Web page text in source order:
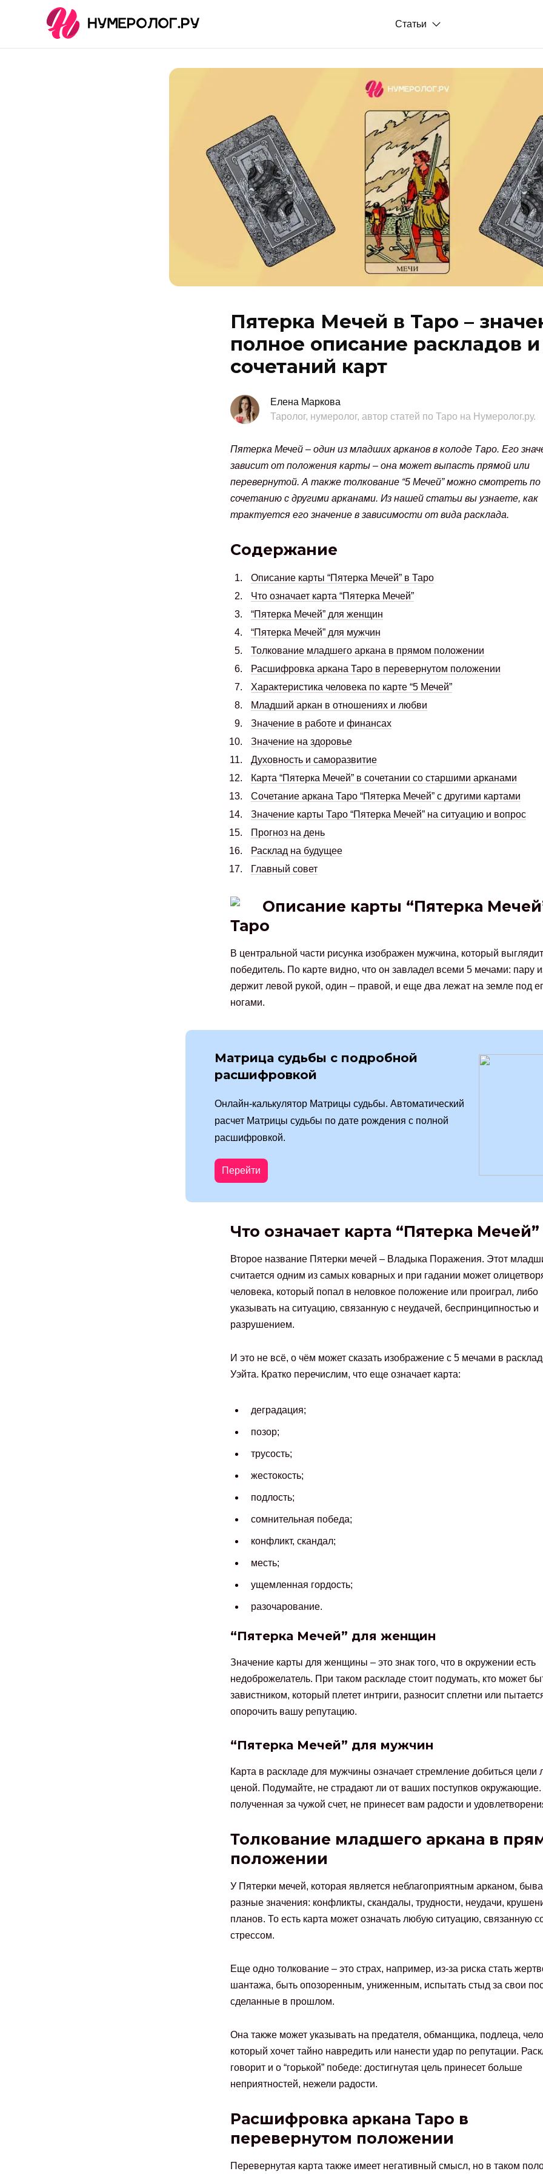
Статьи
Пятерка Мечей в Таро –
полное описание раскладов и
сочетаний карт
Елена Маркова
Таролог, нумеролог, автор статей по Таро на Нумеролог.ру.
Пятерка Мечей – один из младших арканов в колоде Таро. Его
зависит от положения карты – она может выпасть прямой или
перевернутой. А также толкование “5 Мечей” можно смотреть по
сочетанию с другими арканами. Из нашей статьи вы узнаете, как
трактуется его значение в зависимости от вида расклада.
Содержание
Описание карты “Пятерка Мечей” в Таро
Что означает карта “Пятерка Мечей”
“Пятерка Мечей” для женщин
“Пятерка Мечей” для мужчин
Толкование младшего аркана в прямом положении
Расшифровка аркана Таро в перевернутом положении
Характеристика человека по карте “5 Мечей”
Младший аркан в отношениях и любви
Значение в работе и финансах
Значение на здоровье
Духовность и саморазвитие
Карта “Пятерка Мечей” в сочетании со старшими арканами
Сочетание аркана Таро “Пятерка Мечей” с другими картами
Значение карты Таро “Пятерка Мечей” на ситуацию и вопрос
Прогноз на день
Расклад на будущее
Главный совет
Описание карты “Пятерка
Таро
В центральной части рисунка изображен мужчина, который
победитель. По карте видно, что он завладел всеми 5 мечами: пару
держит левой рукой, один – правой, и еще два лежат на земле под
ногами.
Матрица судьбы с подробной
расшифровкой
Онлайн-калькулятор Матрицы судьбы. Автоматический
расчет Матрицы судьбы по дате рождения с полной
расшифровкой.
Перейти
Что означает карта “Пятерка Мечей”
Второе название Пятерки мечей – Владыка Поражения. Этот
считается одним из самых коварных и при гадании может
человека, который попал в неловкое положение или проиграл, либо
указывать на ситуацию, связанную с неудачей, беспринципностью и
разрушением.
И это не всё, о чём может сказать изображение с 5 мечами в
Уэйта. Кратко перечислим, что еще означает карта:
деградация;
позор;
трусость;
жестокость;
подлость;
сомнительная победа;
конфликт, скандал;
месть;
ущемленная гордость;
разочарование.
“Пятерка Мечей” для женщин
Значение карты для женщины – это знак того, что в окружении есть
недоброжелатель. При таком раскладе стоит подумать, кто может
завистником, который плетет интриги, разносит сплетни или
опорочить вашу репутацию.
“Пятерка Мечей” для мужчин
Карта в раскладе для мужчины означает стремление добиться цели
ценой. Подумайте, не страдают ли от ваших поступков
полученная за чужой счет, не принесет вам радости и
Толкование младшего аркана в
положении
У Пятерки мечей, которая является неблагоприятным арканом,
разные значения: конфликты, скандалы, трудности, неудачи,
планов. То есть карта может означать любую ситуацию, связанную
стрессом.
Еще одно толкование – это страх, например, из-за риска стать
шантажа, быть опозоренным, униженным, испытать стыд за свои
сделанные в прошлом.
Она также может указывать на предателя, обманщика, подлеца,
который хочет тайно навредить или нанести удар по репутации.
говорит и о “горькой” победе: достигнутая цель принесет больше
неприятностей, нежели радости.
Расшифровка аркана Таро в
перевернутом положении
Перевернутая карта также имеет негативный смысл, но в таком